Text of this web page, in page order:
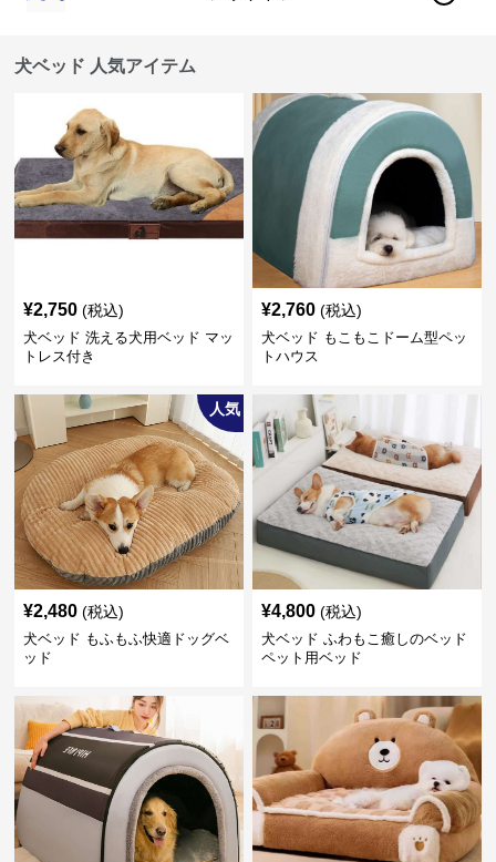
犬ベッド 人気アイテム
¥2,750 (税込)
犬ベッド 洗える犬用ベッド マッ
トレス付き
¥2,760 (税込)
犬ベッド もこもこドーム型ペッ
トハウス
人気
¥2,480 (税込)
犬ベッド もふもふ快適ドッグベ
ッド
¥4,800 (税込)
犬ベッド ふわもこ癒しのベッド
ペット用ベッド